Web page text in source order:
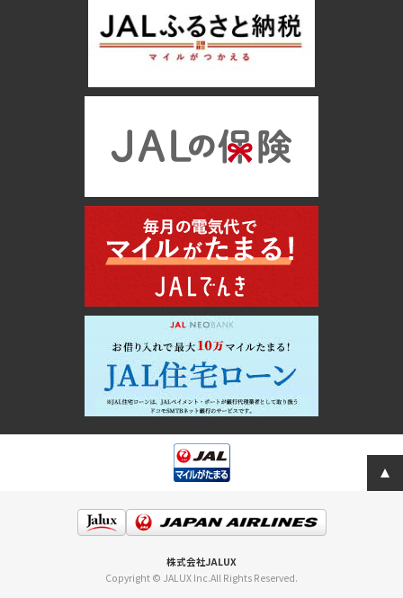
株式会社JALUX
Copyright © JALUX Inc.All Rights Reserved.